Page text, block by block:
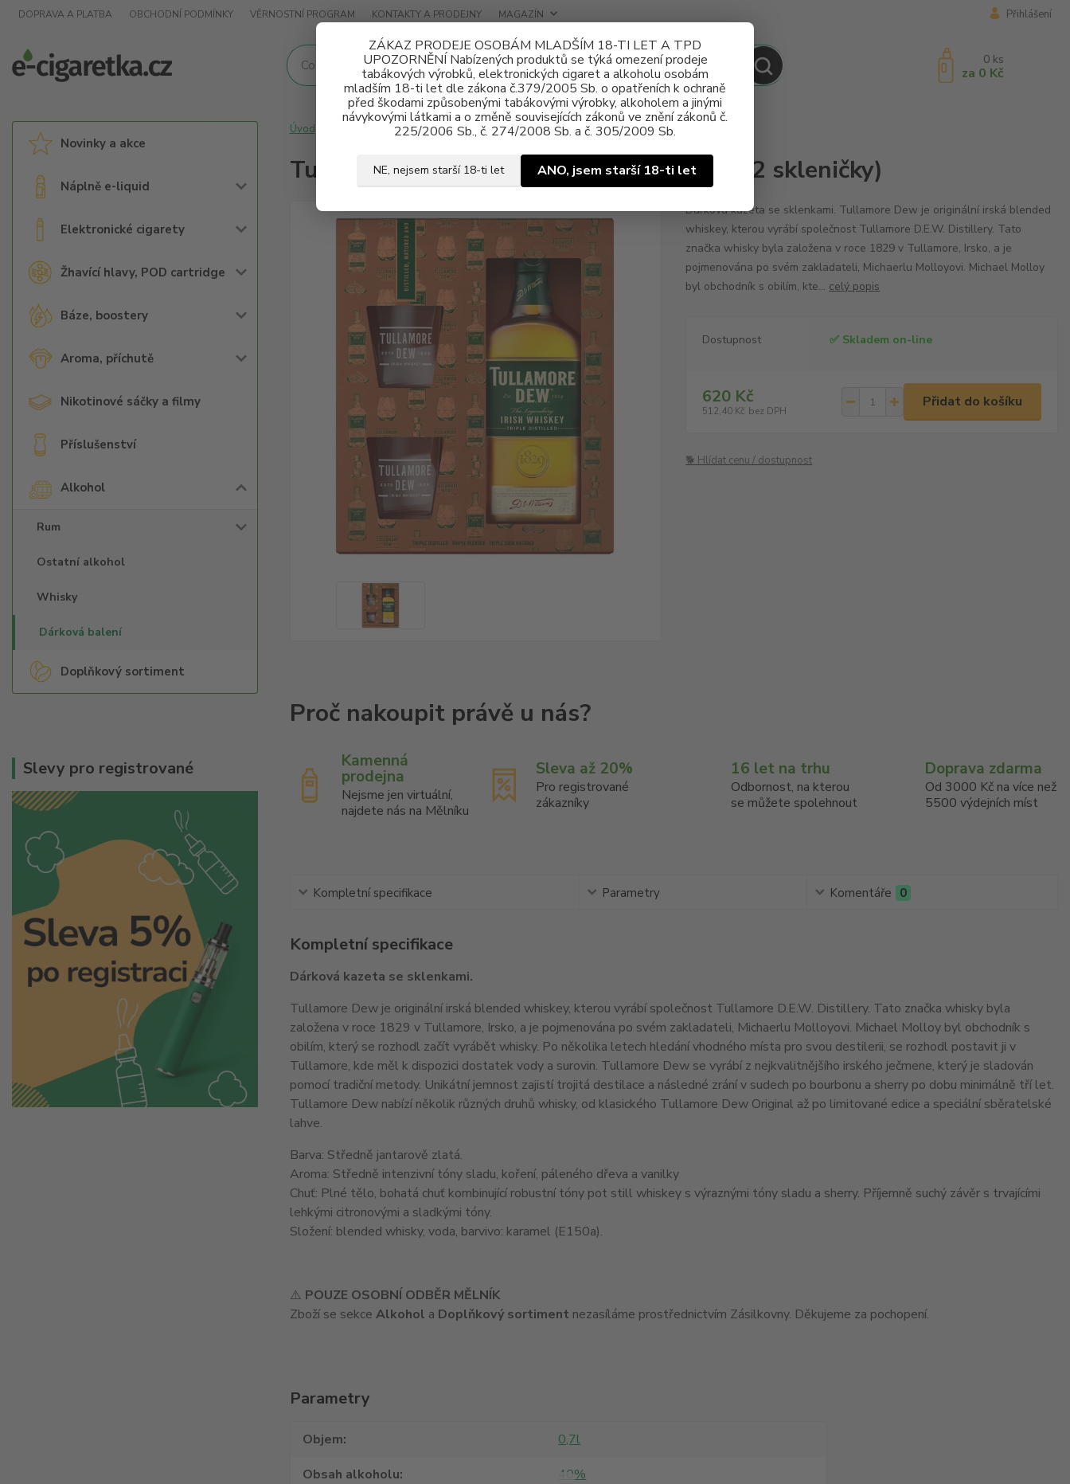
ZÁKAZ PRODEJE OSOBÁM MLADŠÍM 18-TI LET A TPD
UPOZORNĚNÍ Nabízených produktů se týká omezení prodeje
tabákových výrobků, elektronických cigaret a alkoholu osobám
mladším 18-ti let dle zákona č.379/2005 Sb. o opatřeních k ochraně
před škodami způsobenými tabákovými výrobky, alkoholem a jinými
návykovými látkami a o změně souvisejících zákonů ve znění zákonů č.
225/2006 Sb., č. 274/2008 Sb. a č. 305/2009 Sb.
NE, nejsem starší 18-ti let ANO, jsem starší 18-ti let
DOPRAVA A PLATBA OBCHODNÍ PODMÍNKY VĚRNOSTNÍ PROGRAM KONTAKTY A PRODEJNY MAGAZÍN Přihlášení
0 ks
za 0 Kč
Novinky a akce
Náplně e-liquid
Elektronické cigarety
Žhavící hlavy, POD cartridge
Báze, boostery
Aroma, příchutě
Nikotinové sáčky a filmy
Příslušenství
Alkohol
Rum
Ostatní alkohol
Whisky
Dárková balení
Doplňkový sortiment
Slevy pro registrované
Úvod Dárková balení Tullamore Dew 0,7l 40% (dárkové balení 2 skleničky)
Tullamore Dew 0,7l 40% (dárkové balení 2 skleničky)
Dárková kazeta se sklenkami. Tullamore Dew je originální irská blended
whiskey, kterou vyrábí společnost Tullamore D.E.W. Distillery. Tato
značka whisky byla založena v roce 1829 v Tullamore, Irsko, a je
pojmenována po svém zakladateli, Michaerlu Molloyovi. Michael Molloy
byl obchodník s obilím, kte... celý popis
Dostupnost ✅ Skladem on-line
620 Kč
512,40 Kč bez DPH
Přidat do košíku
🐕 Hlídat cenu / dostupnost
Kamenná
prodejna
Nejsme jen virtuální,
najdete nás na Mělníku
Sleva až 20%
Pro registrované
zákazníky
16 let na trhu
Odbornost, na kterou
se můžete spolehnout
Doprava zdarma
Od 3000 Kč na více než
5500 výdejních míst
Kompletní specifikace Parametry Komentáře 0
Kompletní specifikace
Dárková kazeta se sklenkami.
Tullamore Dew je originální irská blended whiskey, kterou vyrábí společnost Tullamore D.E.W. Distillery. Tato značka whisky byla
založena v roce 1829 v Tullamore, Irsko, a je pojmenována po svém zakladateli, Michaerlu Molloyovi. Michael Molloy byl obchodník s
obilím, který se rozhodl začít vyrábět whisky. Po několika letech hledání vhodného místa pro svou destilerii, se rozhodl postavit ji v
Tullamore, kde měl k dispozici dostatek vody a surovin. Tullamore Dew se vyrábí z nejkvalitnějšího irského ječmene, který je sladován
pomocí tradiční metody. Unikátní jemnost zajistí trojitá destilace a následné zrání v sudech po bourbonu a sherry po dobu minimálně tří let.
Tullamore Dew nabízí několik různých druhů whisky, od klasického Tullamore Dew Original až po limitované edice a speciální sběratelské
lahve.
Barva: Středně jantarově zlatá.
Aroma: Středně intenzivní tóny sladu, koření, páleného dřeva a vanilky
Chuť: Plné tělo, bohatá chuť kombinující robustní tóny pot still whiskey s výraznými tóny sladu a sherry. Příjemně suchý závěr s trvajícími
lehkými citronovými a sladkými tóny.
Složení: blended whisky, voda, barvivo: karamel (E150a).
⚠️ POUZE OSOBNÍ ODBĚR MĚLNÍK
Zboží se sekce Alkohol a Doplňkový sortiment nezasíláme prostřednictvím Zásilkovny. Děkujeme za pochopení.
Parametry
Objem
0,7l
Obsah alkoholu
40%